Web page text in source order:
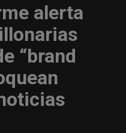
alerta
“brand